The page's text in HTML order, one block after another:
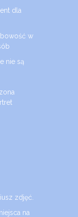
dla
w
nie są
zdjęć.
na